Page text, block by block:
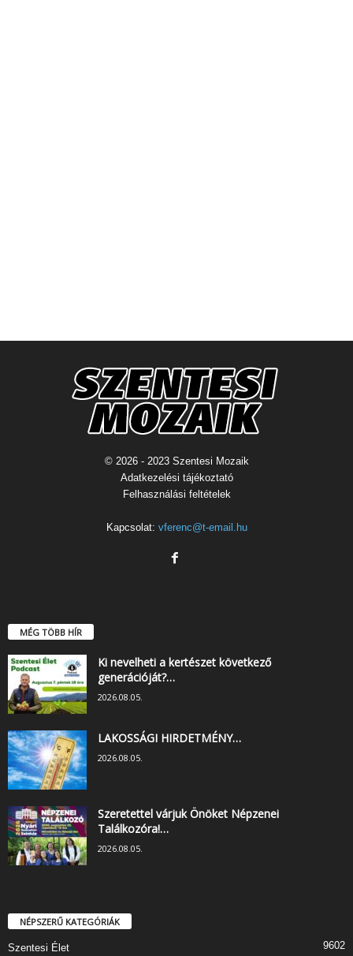
© 2026 - 2023 Szentesi Mozaik
Adatkezelési tájékoztató
Felhasználási feltételek
Kapcsolat: vferenc@t-email.hu
MÉG TÖBB HÍR
Ki nevelheti a kertészet következő
generációját?…
2026.08.05.
LAKOSSÁGI HIRDETMÉNY…
2026.08.05.
Szeretettel várjuk Önöket Népzenei
Találkozóra!…
2026.08.05.
NÉPSZERŰ KATEGÓRIÁK
Szentesi Élet 9602